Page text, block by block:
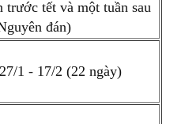
trước tết và một tuần sau
đán)
1 - 17/2 (22 ngày)